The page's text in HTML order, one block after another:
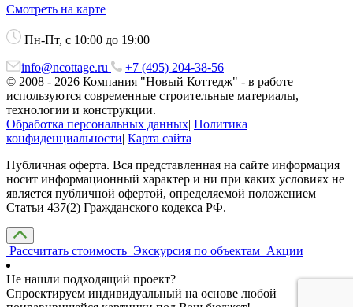
Смотреть на карте
Пн-Пт, с 10:00 до 19:00
info@ncottage.ru
+7 (495) 204-38-56
© 2008 - 2026 Компания "Новый Коттедж" - в работе
используются современные строительные материалы,
технологии и конструкции.
Обработка персональных данных| Политика
конфиденциальности| Карта сайта
Публичная оферта. Вся представленная на сайте информация
носит информационный характер и ни при каких условиях не
является публичной офертой, определяемой положением
Статьи 437(2) Гражданского кодекса РФ.
Рассчитать стоимость Экскурсия по объектам Акции
Не нашли подходящий проект?
Спроектируем индивидуальный на основе любой